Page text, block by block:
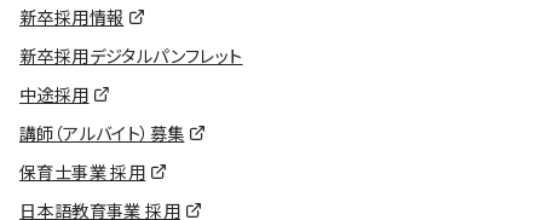
新卒採用情報
新卒採用デジタルパンフレット
中途採用
講師（アルバイト）募集
保育士事業 採用
日本語教育事業 採用